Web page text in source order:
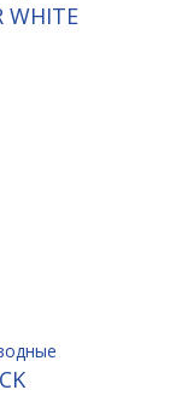
WHITE